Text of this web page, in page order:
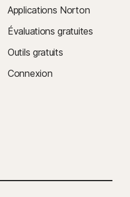
Applications Norton
Évaluations gratuites
Outils gratuits
Connexion